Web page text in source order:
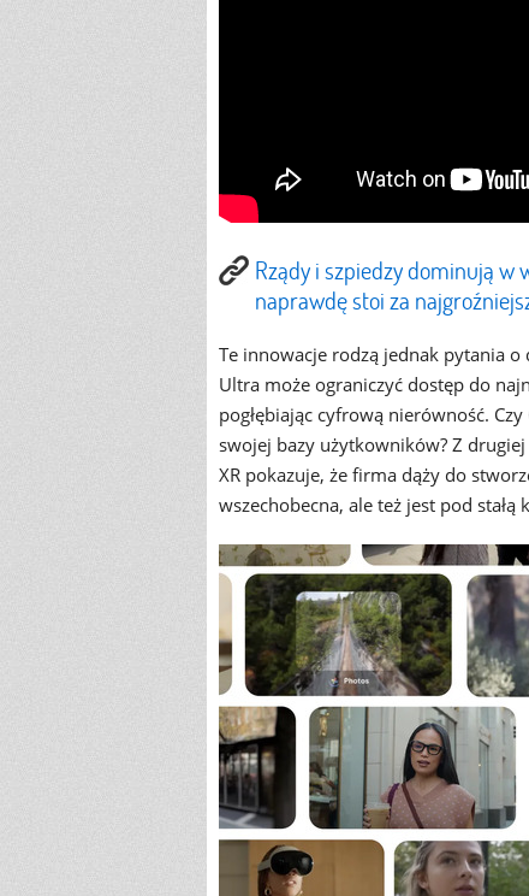
Rządy i szpiedzy dominują w
naprawdę stoi za
Te innowacje rodzą jednak pytania o
Ultra może ograniczyć dostęp do
pogłębiając cyfrową nierówność.
swojej bazy użytkowników? Z
XR pokazuje, że firma dąży do
wszechobecna, ale też jest pod